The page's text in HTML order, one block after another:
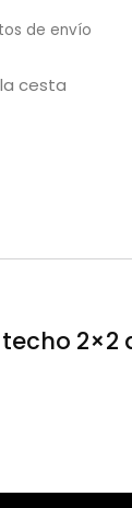
de envío
cesta
2×2